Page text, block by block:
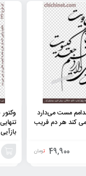
مست می‌دارد
کند هر دم فریب
49,900 تومان
بازآیی